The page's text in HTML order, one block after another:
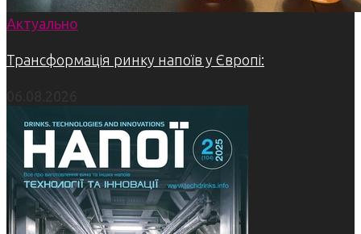
Актуально
Трансформація ринку напоїв у Європі: